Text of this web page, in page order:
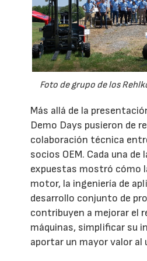
Foto de grupo de los
Más allá de la
Demo Days pusieron de
colaboración técnica
socios OEM. Cada una de
expuestas mostró cómo
motor, la ingeniería de
desarrollo conjunto de
contribuyen a mejorar el
máquinas, simplificar su
aportar un mayor valor al